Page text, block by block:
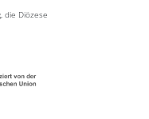
die Diözese